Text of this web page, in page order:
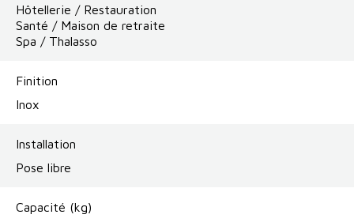
Hôtellerie / Restauration
Santé / Maison de retraite
Spa / Thalasso
Finition
Inox
Installation
Pose libre
Capacité (kg)